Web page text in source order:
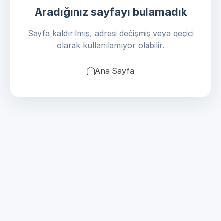
Aradığınız sayfayı bulamadık
Sayfa kaldırılmış, adresi değişmiş veya geçici
olarak kullanılamıyor olabilir.
Ana Sayfa